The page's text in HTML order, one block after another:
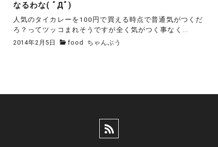
なるわな( ﾟДﾟ)
人気のタイカレーを100円で買える時点で普通気がつくだ
ろ？ってツッコまれそうですが全く気がつく事なく...
2014年2月5日 food ちゃんぶう